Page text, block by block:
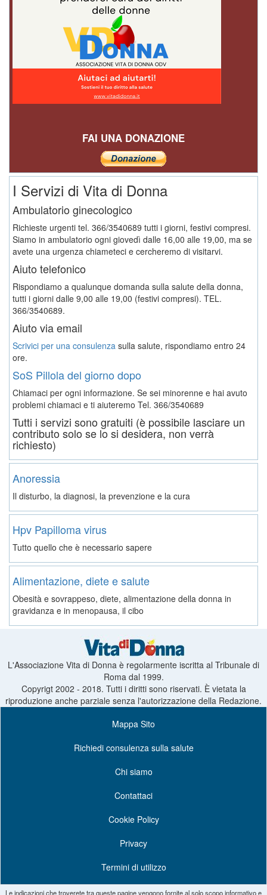
FAI UNA DONAZIONE
I Servizi di Vita di Donna
Ambulatorio ginecologico
Richieste urgenti tel. 366/3540689 tutti i giorni, festivi compresi.
Siamo in ambulatorio ogni giovedì dalle 16,00 alle 19,00, ma se
avete una urgenza chiameteci e cercheremo di visitarvi.
Aiuto telefonico
Rispondiamo a qualunque domanda sulla salute della donna,
tutti i giorni dalle 9,00 alle 19,00 (festivi compresi). TEL.
366/3540689.
Aiuto via email
Scrivici per una consulenza sulla salute, rispondiamo entro 24
ore.
SoS Pillola del giorno dopo
Chiamaci per ogni informazione. Se sei minorenne e hai avuto
problemi chiamaci e ti aiuteremo Tel. 366/3540689
Tutti i servizi sono gratuiti (è possibile lasciare un
contributo solo se lo si desidera, non verrà
richiesto)
Anoressia
Il disturbo, la diagnosi, la prevenzione e la cura
Hpv Papilloma virus
Tutto quello che è necessario sapere
Alimentazione, diete e salute
Obesità e sovrappeso, diete, alimentazione della donna in
gravidanza e in menopausa, il cibo
L'Associazione Vita di Donna è regolarmente iscritta al Tribunale di
Roma dal 1999.
Copyrigt 2002 - 2018. Tutti i diritti sono riservati. È vietata la
riproduzione anche parziale senza l'autorizzazione della Redazione.
Mappa Sito
Richiedi consulenza sulla salute
Chi siamo
Contattaci
Cookie Policy
Privacy
Termini di utilizzo
Le indicazioni che troverete tra queste pagine vengono fornite al solo scopo informativo e